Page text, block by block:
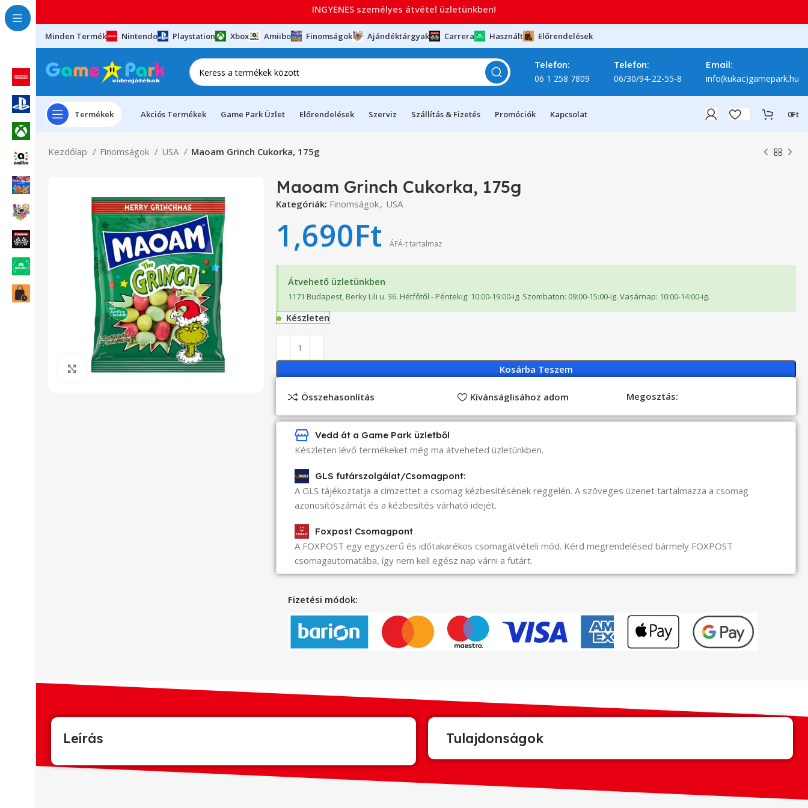
Minden Termék Nintendo Playstation Xbox Amiibo Finomságok Ajándéktárgyak Carrera Használt Előrendelések
Telefon:
06 1 258 7809
Telefon:
06/30/94-22-55-8
Email:
info(kukac)gamepark.hu
Termékek Akciós Termékek Game Park Üzlet Előrendelések Szerviz Szállítás & Fizetés Promóciók Kapcsolat 0Ft
Kezdőlap Finomságok USA Maoam Grinch Cukorka, 175g
Click to enlarge
Maoam Grinch Cukorka, 175g
Kategóriák: Finomságok, USA
1,690Ft ÁFÁ-t tartalmaz
Átvehető üzletünkben
1171 Budapest, Berky Lili u. 36. Hétfőtől - Péntekig: 10:00-19:00-ig. Szombaton: 09:00-15:00-ig. Vasárnap: 10:00-14:00-ig.
Készleten
Kosárba Teszem
Összehasonlítás Kívánságlisához adom Megosztás:
Vedd át a Game Park üzletből
Készleten lévő termékeket még ma átveheted üzletünkben.
GLS futárszolgálat/Csomagpont:
A GLS tájékoztatja a címzettet a csomag kézbesítésének reggelén. A szöveges üzenet tartalmazza a csomag
azonosítószámát és a kézbesítés várható idejét.
Foxpost Csomagpont
A FOXPOST egy egyszerű és időtakarékos csomagátvételi mód. Kérd megrendelésed bármely FOXPOST
csomagautomatába, így nem kell egész nap várni a futárt.
Fizetési módok:
Leírás Tulajdonságok
INGYENES személyes átvétel üzletünkben!